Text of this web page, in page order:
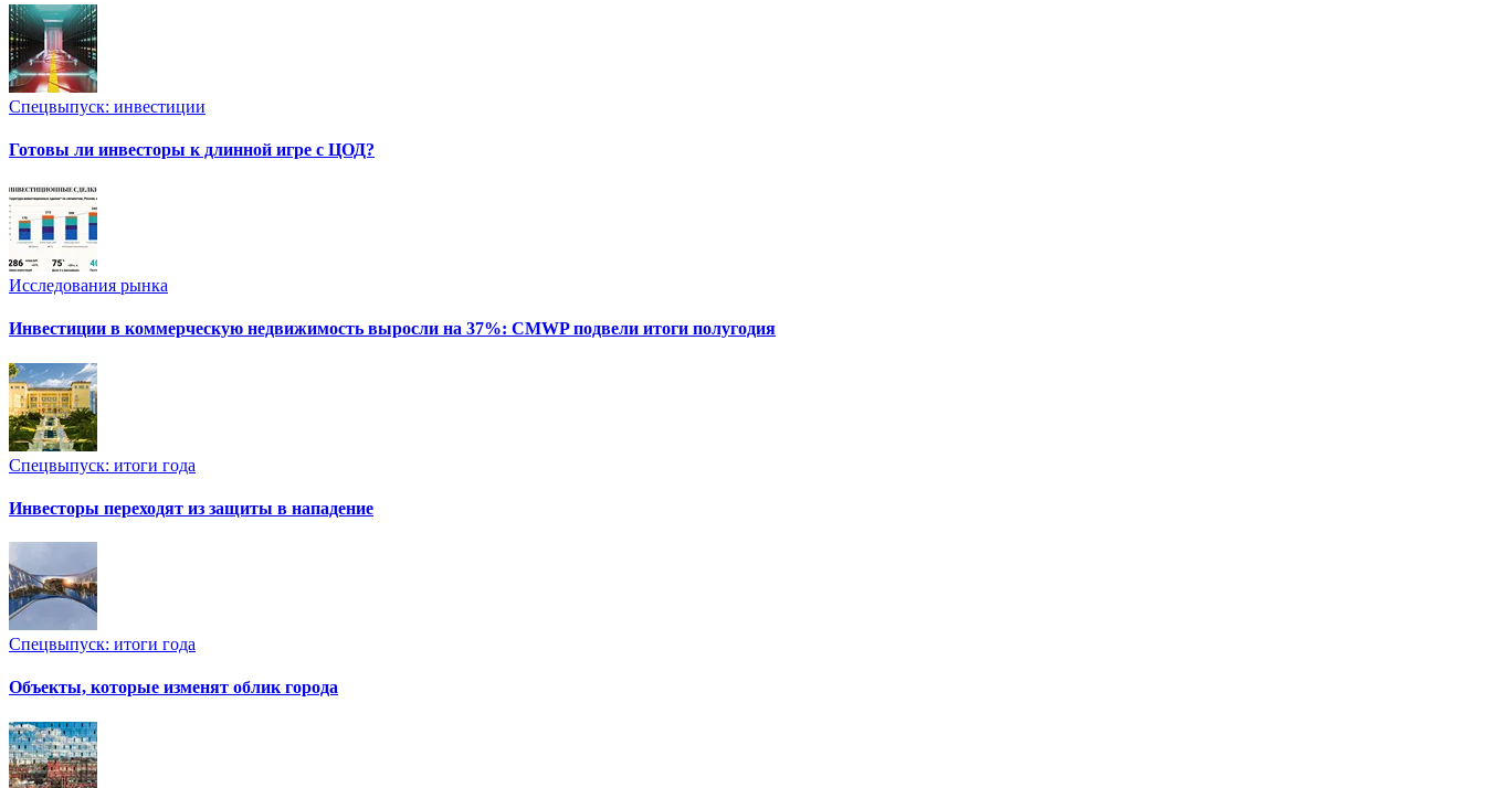
Спецвыпуск: инвестиции
Готовы ли инвесторы к длинной игре с ЦОД?
Исследования рынка
Инвестиции в коммерческую недвижимость выросли на 37%: CMWP подвели итоги полугодия
Спецвыпуск: итоги года
Инвесторы переходят из защиты в нападение
Спецвыпуск: итоги года
Объекты, которые изменят облик города